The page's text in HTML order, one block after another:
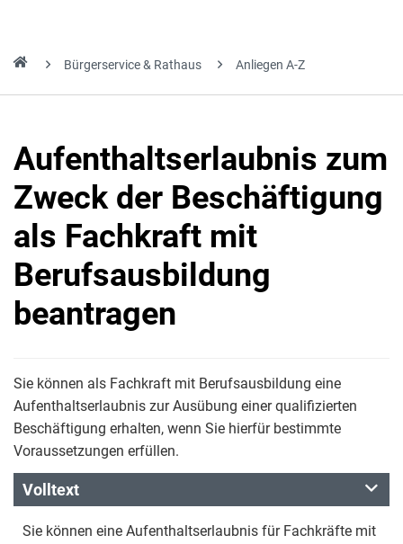
Bürgerservice & Rathaus Anliegen A-Z
Aufenthaltserlaubnis zum
Zweck der Beschäftigung
als Fachkraft mit
Berufsausbildung
beantragen
Sie können als Fachkraft mit Berufsausbildung eine
Aufenthaltserlaubnis zur Ausübung einer qualifizierten
Beschäftigung erhalten, wenn Sie hierfür bestimmte
Voraussetzungen erfüllen.
Volltext
Sie können eine Aufenthaltserlaubnis für Fachkräfte mit